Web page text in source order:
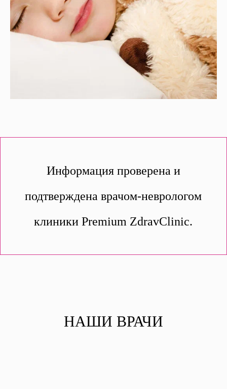
Информация проверена и
подтверждена врачом-неврологом
клиники Premium ZdravClinic.
НАШИ ВРАЧИ